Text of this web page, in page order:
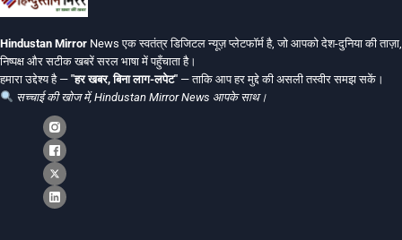
Hindustan Mirror News एक स्वतंत्र डिजिटल न्यूज़ प्लेटफॉर्म है, जो आपको देश-दुनिया की ताज़ा,
निष्पक्ष और सटीक खबरें सरल भाषा में पहुँचाता है।
हमारा उद्देश्य है — "हर खबर, बिना लाग-लपेट" — ताकि आप हर मुद्दे की असली तस्वीर समझ सकें।
सच्चाई की खोज में, Hindustan Mirror News आपके साथ।